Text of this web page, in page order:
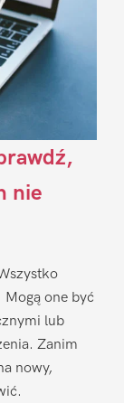
nie
one być
lub
Zanim
nowy,